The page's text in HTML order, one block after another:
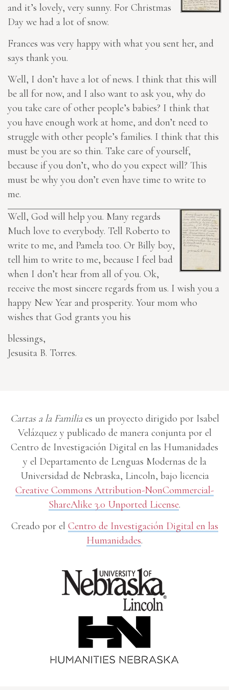
and it’s lovely, very sunny. For Christmas
Day we had a lot of snow.
Frances was very happy with what you sent her, and
says thank you.
Well, I don’t have a lot of news. I think that this will
be all for now, and I also want to ask you, why do
you take care of other people’s babies? I think that
you have enough work at home, and don’t need to
struggle with other people’s families. I think that this
must be you are so thin. Take care of yourself,
because if you don’t, who do you expect will? This
must be why you don’t even have time to write to
me.
Well, God will help you. Many regards
Much love to everybody. Tell Roberto to
write to me, and Pamela too. Or Billy boy,
tell him to write to me, because I feel bad
when I don’t hear from all of you. Ok,
receive the most sincere regards from us. I wish you a
happy New Year and prosperity. Your mom who
wishes that God grants you his
blessings,
Jesusita B. Torres.
Cartas a la Familiaes un proyecto dirigido por Isabel
Velázquez y publicado de manera conjunta por el
Centro de Investigación Digital en las Humanidades
y el Departamento de Lenguas Modernas de la
Universidad de Nebraska, Lincoln, bajo licencia
Creative Commons Attribution-NonCommercial-
ShareAlike 3.0 Unported License.
Creado por el Centro de Investigación Digital en las
Humanidades.